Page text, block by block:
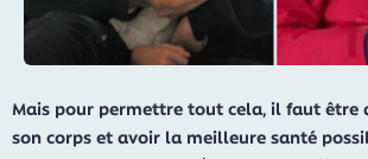
Mais pour permettre tout cela, il faut être
son corps et avoir la meilleure santé